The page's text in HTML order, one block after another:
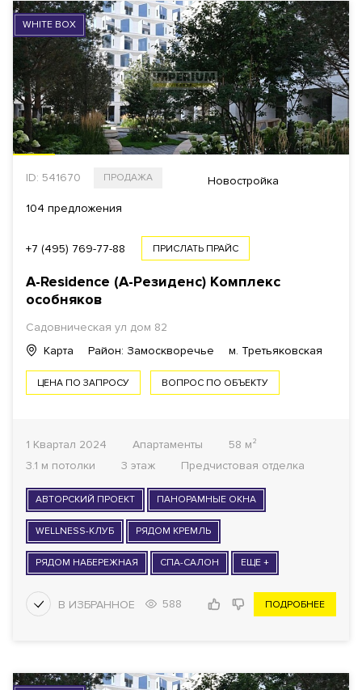
WHITE BOX
ID: 541670 ПРОДАЖА Новостройка
104 предложения
+7 (495) 769-77-88 ПРИСЛАТЬ ПРАЙС
A-Residence (А-Резиденс) Комплекс
особняков
Садовническая ул дом 82
Карта
Район: Замоскворечье м. Третьяковская
ЦЕНА ПО ЗАПРОСУ ВОПРОС ПО ОБЪЕКТУ
1 Квартал 2024 Апартаменты
58 м²
3.1 м потолки
3 этаж Предчистовая отделка
АВТОРСКИЙ ПРОЕКТ ПАНОРАМНЫЕ ОКНА
WELLNESS-КЛУБ РЯДОМ КРЕМЛЬ
РЯДОМ НАБЕРЕЖНАЯ СПА-САЛОН ЕЩЕ +
588 ПОДРОБНЕЕ